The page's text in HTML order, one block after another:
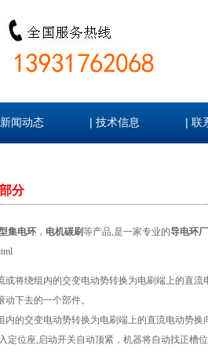
新闻动态 | 技术信息 | 联
分
集电环 ， 电机碳刷等产品,是一家专业的导电环
将绕组内的交变电动势转换为电刷端上的直流
下去的一个部件。
的交变电动势转换为电刷端上的直流电动势换
定位座,启动开关自动顶紧，机器将自动找正槽